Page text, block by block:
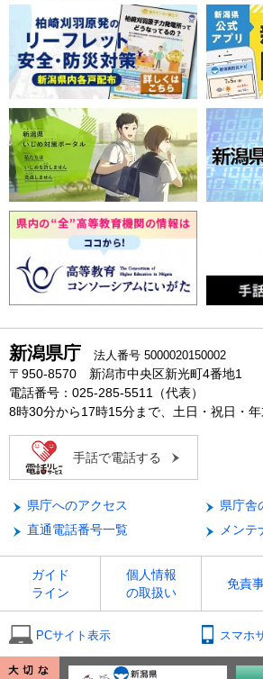
新潟県庁 法人番号 5000020150002
〒950-8570 新潟市中央区新光町4番地1
電話番号：025-285-5511（代表）
8時30分から17時15分まで、土日・祝日・年
手話で電話する
県庁へのアクセス
県庁舎
直通電話番号一覧
メンテ
ガイド
ライン
個人情報
の取扱い
免責
PCサイト表示 スマホ